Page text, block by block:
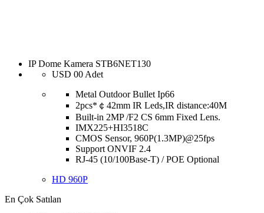
IP Dome Kamera STB6NET130
USD 00 Adet
Metal Outdoor Bullet Ip66
2pcs*￠42mm IR Leds,IR distance:40M
Built-in 2MP /F2 CS 6mm Fixed Lens.
IMX225+HI3518C
CMOS Sensor, 960P(1.3MP)@25fps
Support ONVIF 2.4
RJ-45 (10/100Base-T) / POE Optional
HD 960P
En Çok Satılan